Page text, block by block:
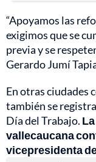
“Apoyamos las
exigimos que se
previa y se
Gerardo Jumí
En otras ciudades
también se
Día del Trabajo.
vallecaucana
vicepresidenta